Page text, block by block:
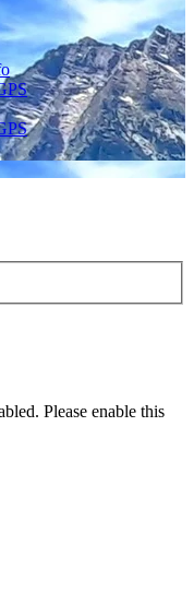
Please enable this